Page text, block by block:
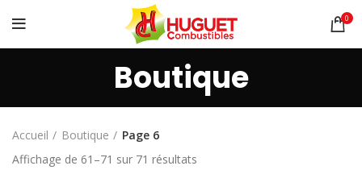
0
Boutique
Accueil Boutique
Page 6
Affichage de 61–71 sur 71 résultats